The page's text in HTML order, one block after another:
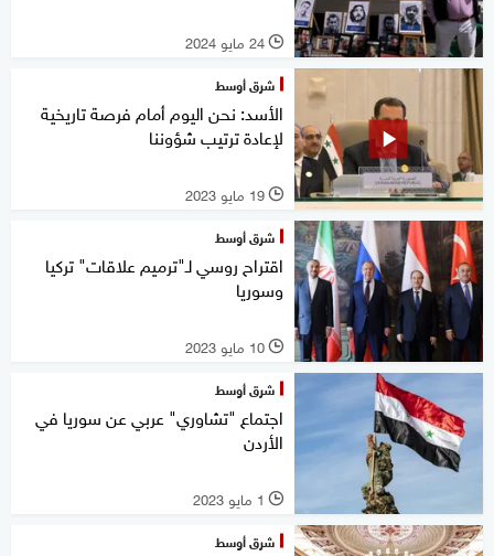
l 24 مايو 2024
شرق أوسط
الأسد: نحن اليوم أمام فرصة تاريخية
لإعادة ترتيب شؤوننا
l 19 مايو 2023
شرق أوسط
اقتراح روسي لـ"ترميم علاقات" تركيا
وسوريا
l 10 مايو 2023
شرق أوسط
اجتماع "تشاوري" عربي عن سوريا في
الأردن
l 1 مايو 2023
شرق أوسط